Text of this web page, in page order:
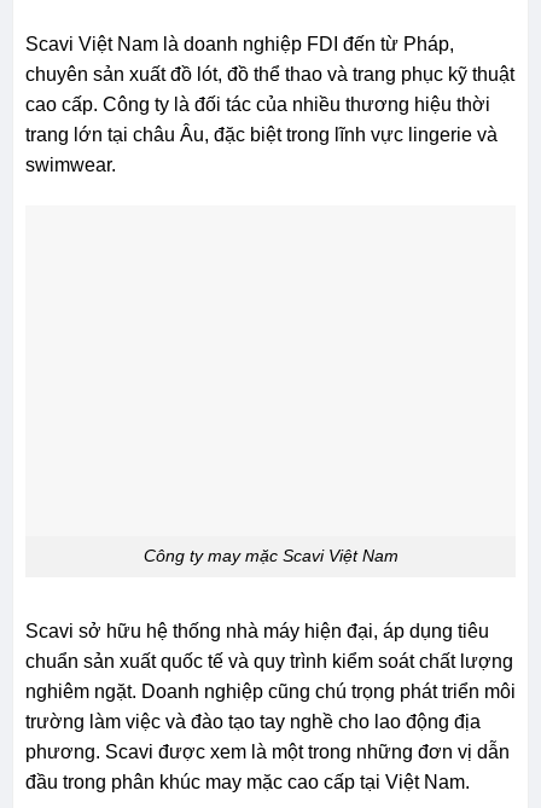
Scavi Việt Nam là doanh nghiệp FDI đến từ Pháp,
chuyên sản xuất đồ lót, đồ thể thao và trang phục kỹ thuật
cao cấp. Công ty là đối tác của nhiều thương hiệu thời
trang lớn tại châu Âu, đặc biệt trong lĩnh vực lingerie và
swimwear.
Công ty may mặc Scavi Việt Nam
Scavi sở hữu hệ thống nhà máy hiện đại, áp dụng tiêu
chuẩn sản xuất quốc tế và quy trình kiểm soát chất lượng
nghiêm ngặt. Doanh nghiệp cũng chú trọng phát triển môi
trường làm việc và đào tạo tay nghề cho lao động địa
phương. Scavi được xem là một trong những đơn vị dẫn
đầu trong phân khúc may mặc cao cấp tại Việt Nam.